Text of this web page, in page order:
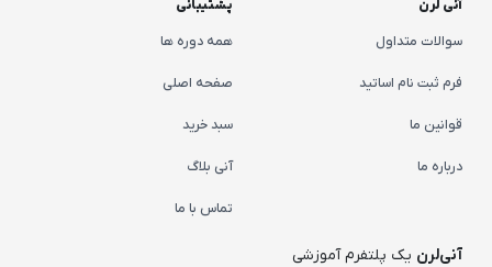
آنی لرن
سوالات متداول
فرم ثبت نام اساتید
قوانین ما
درباره ما
پشتیبانی
همه دوره ها
صفحه اصلی
سبد خرید
آنی بلاگ
تماس با ما
آنی‌لرن یک پلتفرم آموزشی